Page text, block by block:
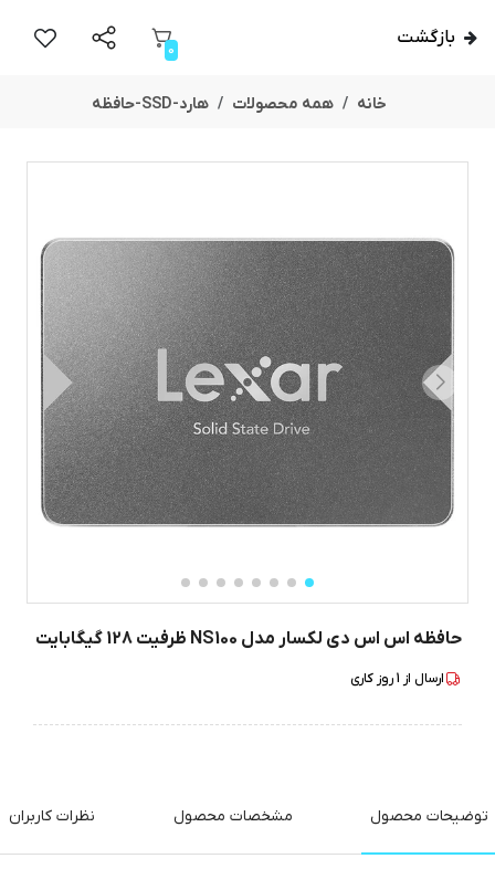
بازگشت
0
خانه همه محصولات هارد-SSD-حافظه
حافظه اس اس دی لکسار مدل NS100 ظرفیت 128 گیگابایت
ارسال از 1روز کاری
توضیحات محصول مشخصات محصول نظرات کاربران